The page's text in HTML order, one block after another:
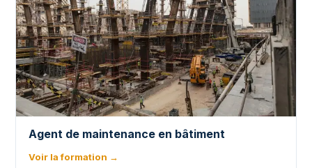
Agent de maintenance en bâtiment
Voir la formation →